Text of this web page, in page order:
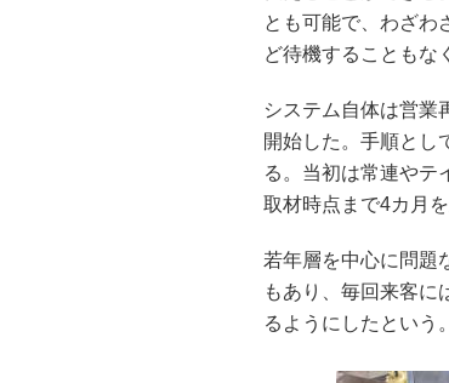
とも可能で、わざわ
ど待機することもな
システム自体は営業
開始した。手順とし
る。当初は常連やテ
取材時点まで4カ月
若年層を中心に問題
もあり、毎回来客に
るようにしたという。